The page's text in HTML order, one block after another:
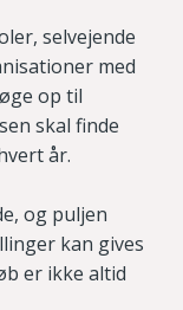
selvejende
med
op til
skal finde
år.
og puljen
kan gives
er ikke altid